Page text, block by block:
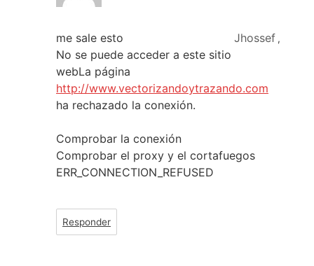
Jhossef ,
me sale esto
No se puede acceder a este sitio
webLa página
http://www.vectorizandoytrazando.com
ha rechazado la conexión.
Comprobar la conexión
Comprobar el proxy y el cortafuegos
ERR_CONNECTION_REFUSED
Responder